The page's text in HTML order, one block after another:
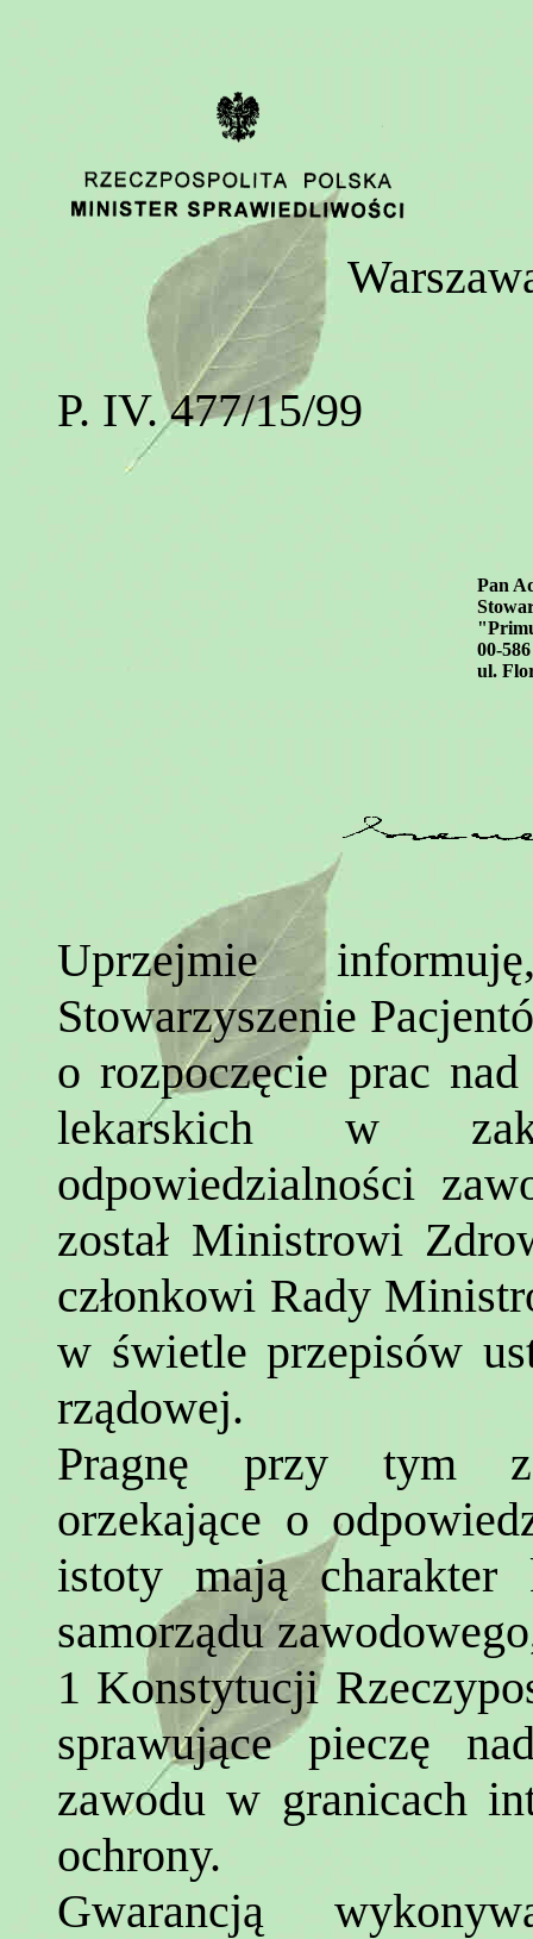
P. IV. 477/15/99
Pan
00-
ul.
Uprzejmie
Stowarzyszenie
o rozpoczęcie prac
lekarskich w
odpowiedzialności
został Ministrowi
członkowi Rady
w świetle przepisów
rządowej.
Pragnę przy tym
orzekające o
istoty mają
samorządu
1 Konstytucji
sprawujące pieczę
zawodu w granicach
ochrony.
Gwarancją